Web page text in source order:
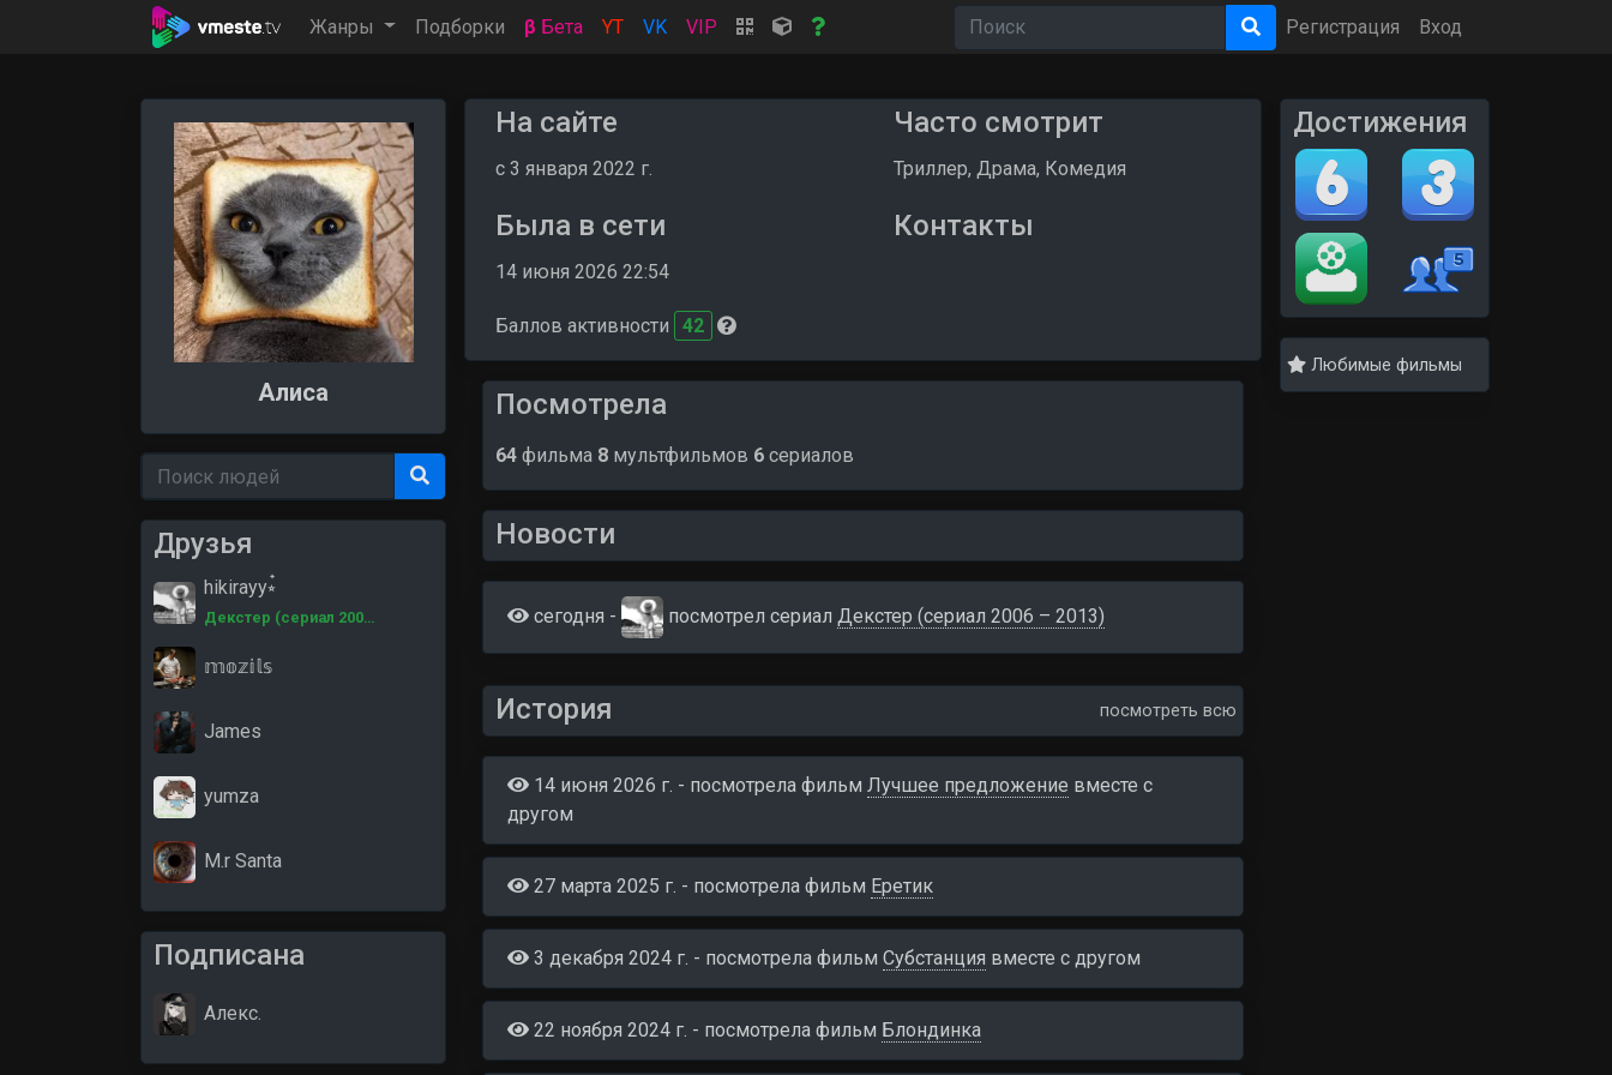
Жанры Подборки Бета YT VK VIP Регистрация Вход
Алиса
Друзья
hikirayy⭒๋
Декстер (сериал 200…
𝕞𝕠𝕫𝕚𝕝𝕤
James
yumza
M.r Santa
Подписана
Алекс.
На сайте
c 3 января 2022 г.
Была в сети
14 июня 2026 22:54
Баллов активности 42
Часто смотрит
Триллер, Драма, Комедия
Контакты
Посмотрела
64 фильма 8 мультфильмов 6 сериалов
Новости
сегодня - посмотрел сериал Декстер (сериал 2006 – 2013)
История посмотреть всю
14 июня 2026 г. - посмотрела фильм Лучшее предложение вместе c
другом
27 марта 2025 г. - посмотрела фильм Еретик
3 декабря 2024 г. - посмотрела фильм Субстанция вместе c другом
22 ноября 2024 г. - посмотрела фильм Блондинка
Достижения
Любимые фильмы